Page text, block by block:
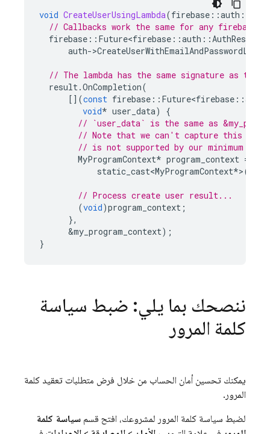
void CreateUserUsingLambda(firebase ::auth ::
// Callbacks work the same for any
firebase :: Future<firebase ::auth ::AuthResult
auth->
// The lambda has the same signature as the
result.OnCompletion(
[](const firebase :: Future<firebase ::auth
void* user_data)
{
// `user_data` is the same as
// Note that we can't capture this
// is not supported by our minimum
MyProgramContext* program_context =
static_cast<MyProgramContext*>(
// Process create user result...
(void)program_context ;
},
&my_program_context);
}
ننصحك بما يلي: ضبط سياسة
كلمة المرور
يمكنك تحسين أمان الحساب من خلال فرض متطلبات تعقيد كلمة
المرور.
لضبط سياسة كلمة المرور لمشروعك، افتح قسم سياسة كلمة